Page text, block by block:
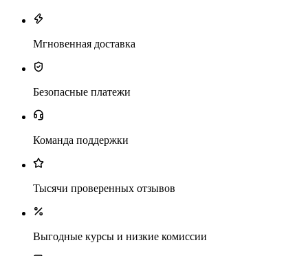
Мгновенная доставка
Безопасные платежи
Команда поддержки
Тысячи проверенных отзывов
Выгодные курсы и низкие комиссии